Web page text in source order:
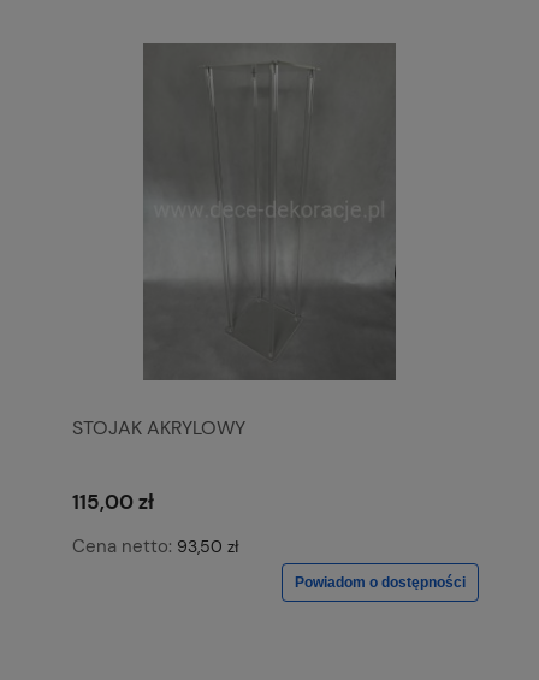
STOJAK AKRYLOWY
115,00 zł
Cena netto: 93,50 zł
Powiadom o dostępności